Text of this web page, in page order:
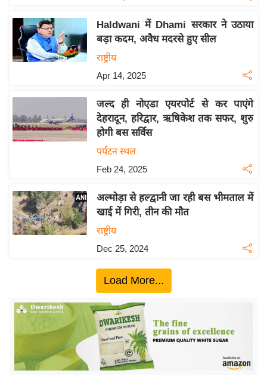
P
L
2
क्रा
इ
-
पे
प
र
बे
मि
ल
Haldwani में Dhami सरकार ने उठाया
बड़ा कदम, अवैध मदरसे हुए सील
राष्ट्रीय
Apr 14, 2025
जल्द ही नोएडा एयरपोर्ट से कर पाएंगे
देहरादून, हरिद्वार, ऋषिकेश तक सफर, शुरु
होगी बस सर्विस
पर्यटन स्थल
Feb 24, 2025
अल्मोड़ा से हल्द्वानी जा रही बस भीमताल में
खाई में गिरी, तीन की मौत
राष्ट्रीय
Dec 25, 2024
Load More...